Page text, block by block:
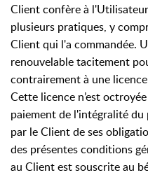
Client confère à
plusieurs pratiques, y
Client qui l'a commandée.
renouvelable tacitement
contrairement à une
Cette licence n’est
paiement de l'intégralité
par le Client de ses
des présentes conditions
au Client est souscrite au